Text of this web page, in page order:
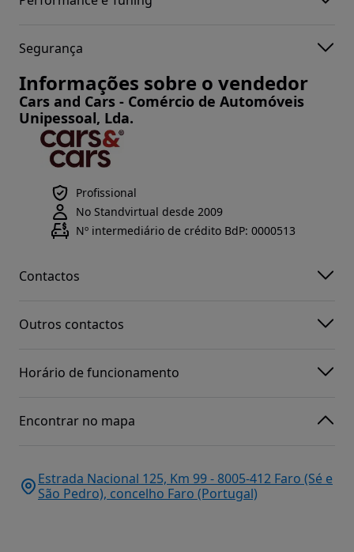
Segurança
Informações sobre o vendedor
Cars and Cars - Comércio de Automóveis
Unipessoal, Lda.
Profissional
No Standvirtual desde 2009
Nº intermediário de crédito BdP: 0000513
Contactos
Outros contactos
Horário de funcionamento
Encontrar no mapa
Estrada Nacional 125, Km 99 - 8005-412 Faro (Sé e
São Pedro), concelho Faro (Portugal)